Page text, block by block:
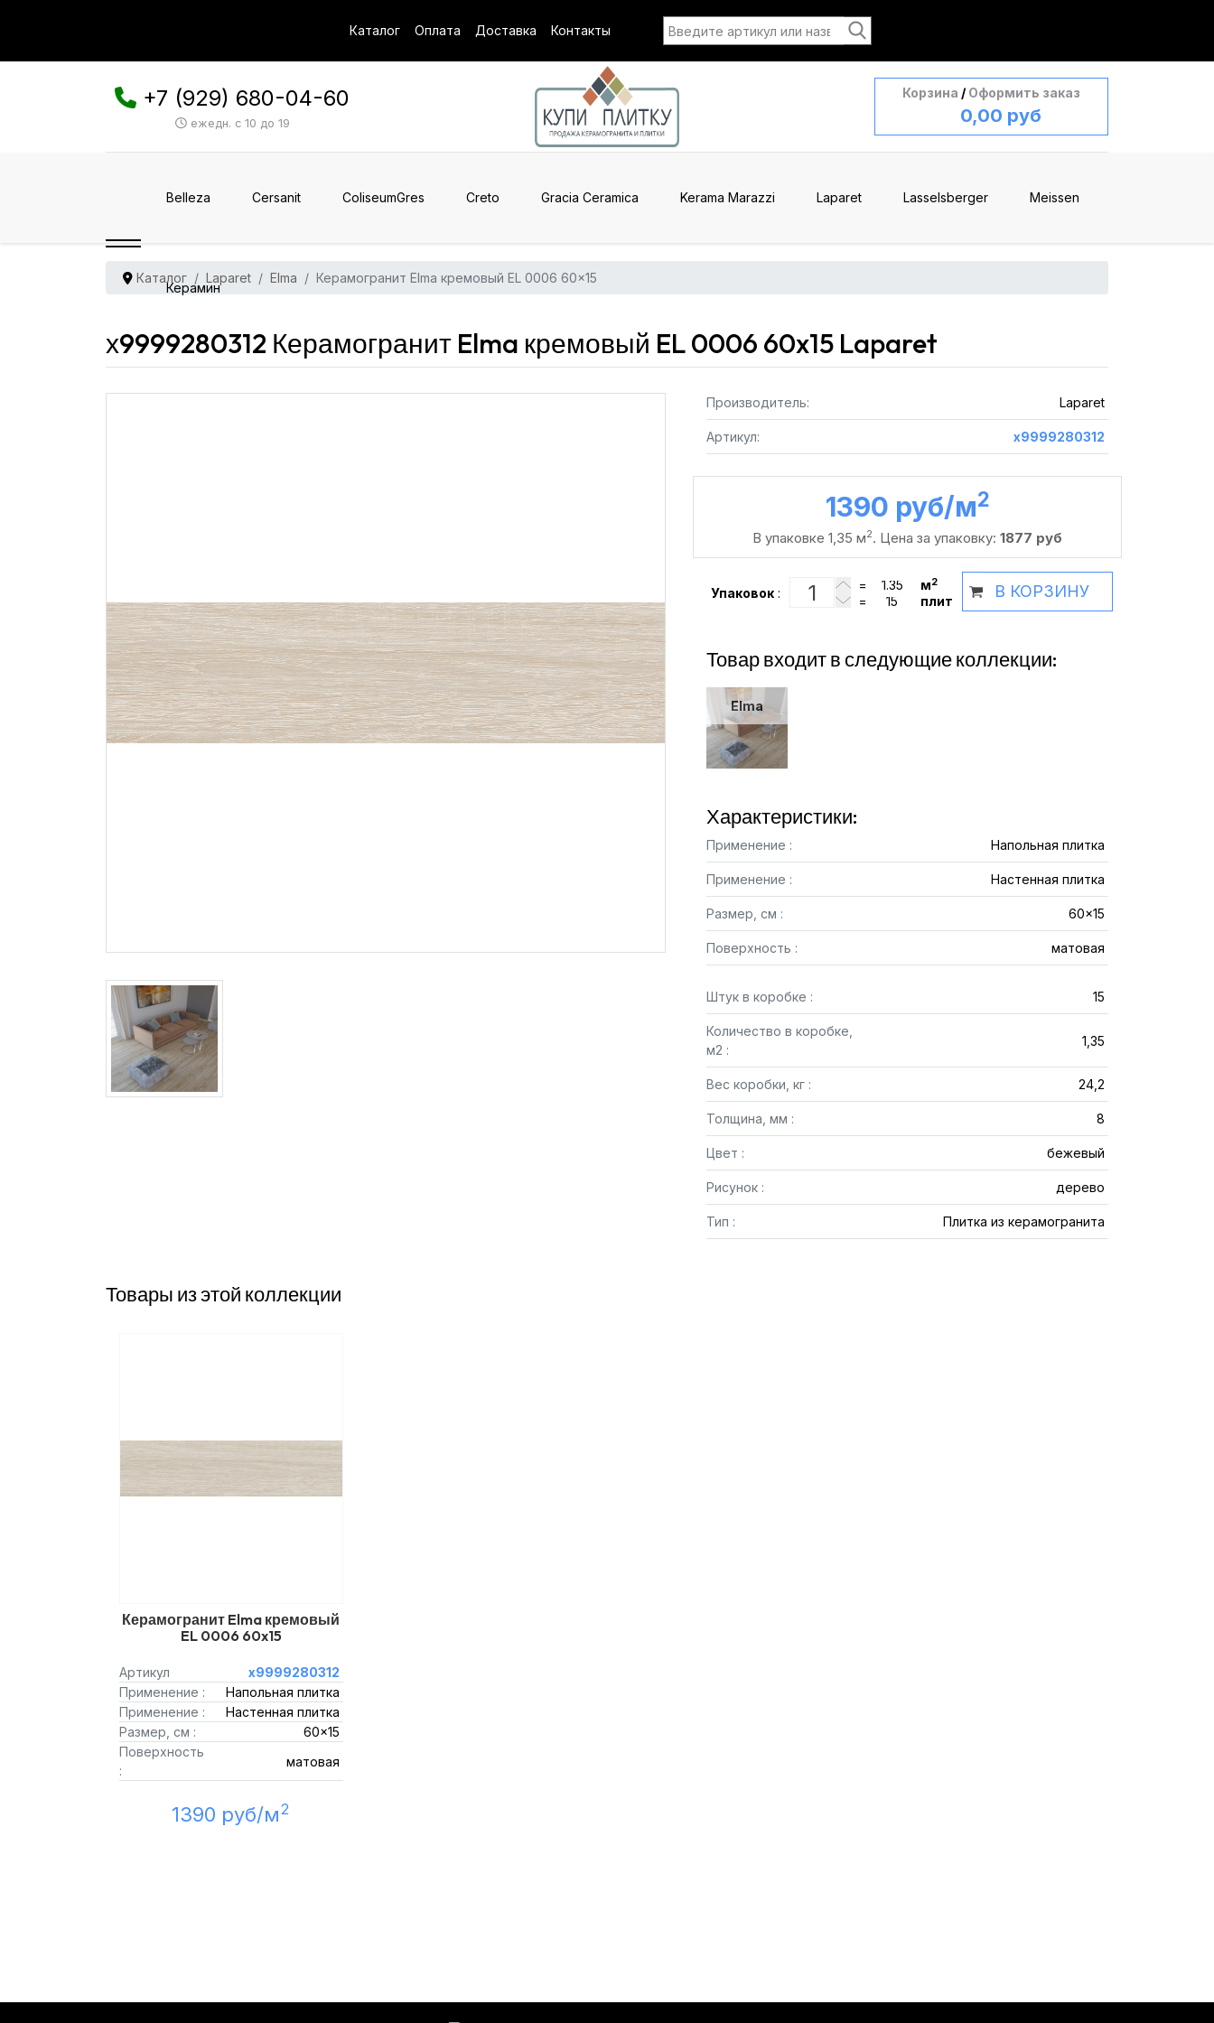
Каталог Оплата Доставка Контакты
+7 (929) 680-04-60
ежедн. с 10 до 19
Корзина / Оформить заказ
0,00 руб
Belleza Cersanit ColiseumGres Creto Gracia Ceramica Kerama Marazzi Laparet Lasselsberger Meissen
Керамин
Каталог Laparet Elma Керамогранит Elma кремовый EL 0006 60x15
х9999280312 Керамогранит Elma кремовый EL 0006 60x15 Laparet
Производитель: Laparet
Артикул: х9999280312
1390 руб /м2
В упаковке 1,35 м2. Цена за упаковку: 1877 руб
Упаковок :
= м2
= плит
В КОРЗИНУ
Товар входит в следующие коллекции:
Elma
Характеристики:
Применение : Напольная плитка
Применение : Настенная плитка
Размер, см : 60x15
Поверхность : матовая
Штук в коробке : 15
Количество в коробке,
м2 :
1,35
Вес коробки, кг : 24,2
Толщина, мм : 8
Цвет : бежевый
Рисунок : дерево
Тип : Плитка из керамогранита
Товары из этой коллекции
Керамогранит Elma кремовый
EL 0006 60x15
Артикул
х9999280312
Применение :
Напольная плитка
Применение :
Настенная плитка
Размер, см :
60x15
Поверхность
:
матовая
1390 руб/м2